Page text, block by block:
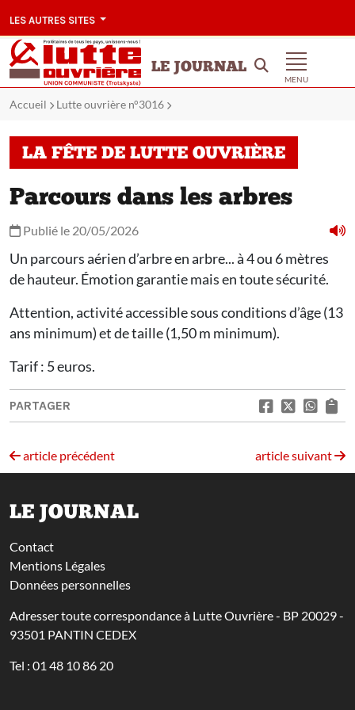
LES AUTRES SITES
LE JOURNAL
MENU
Accueil Lutte ouvrière n°3016
LA FÊTE DE LUTTE OUVRIÈRE
Parcours dans les arbres
Publié le 20/05/2026
Un parcours aérien d’arbre en arbre... à 4 ou 6 mètres
de hauteur. Émotion garantie mais en toute sécurité.
Attention, activité accessible sous conditions d’âge (13
ans minimum) et de taille (1,50 m minimum).
Tarif : 5 euros.
PARTAGER
article précédent article suivant
LE JOURNAL
Contact
Mentions Légales
Données personnelles
Adresser toute correspondance à Lutte Ouvrière - BP 20029 -
93501 PANTIN CEDEX
Tel : 01 48 10 86 20